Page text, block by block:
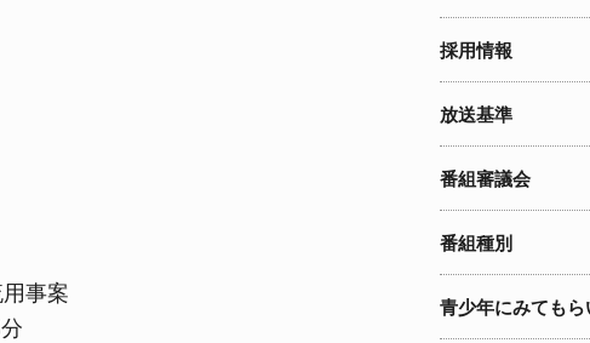
事案
採用情報
放送基準
番組審議会
番組種別
青少年にみても